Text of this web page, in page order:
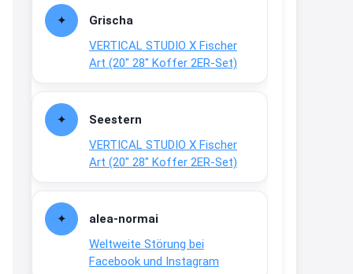
Grischa
VERTICAL STUDIO X Fischer
Art (20″ 28″ Koffer 2ER-Set)
Seestern
VERTICAL STUDIO X Fischer
Art (20″ 28″ Koffer 2ER-Set)
alea-normai
Weltweite Störung bei
Facebook und Instagram
dich zu sehen, alles gut?
15:01
An 01.08. / Sensodyne Rabatt 3€
/ max. 15.000www.erlebe-
↩